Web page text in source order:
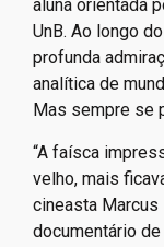
aluna orientada
UnB. Ao longo
profunda
analítica de
Mas sempre se
“A faísca
velho, mais
cineasta
documentário